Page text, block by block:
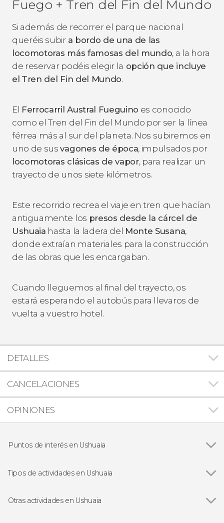
Fuego + Tren del Fin del Mundo
Si además de recorrer el parque nacional
queréis subir a bordo de una de las
locomotoras más famosas del mundo, a la hora
de reservar podéis elegir la opción que incluye
el Tren del Fin del Mundo.
El Ferrocarril Austral Fueguino es conocido
como el Tren del Fin del Mundo por ser la línea
férrea más al sur del planeta. Nos subiremos en
uno de susvagones de época, impulsados por
locomotoras clásicas de vapor, para realizar un
trayecto de unos siete kilómetros.
Este recorrido recrea el viaje en tren que hacían
antiguamente los presos desde la cárcel de
Ushuaia hasta la ladera del Monte Susana,
donde extraían materiales para la construcción
de las obras que les encargaban.
Cuando lleguemos al final del trayecto, os
estará esperando el autobús para llevaros de
vuelta a vuestro hotel.
DETALLES
CANCELACIONES
OPINIONES
Puntos de interés en Ushuaia
Tipos de actividades en Ushuaia
Excursiones de un día
Otras actividades en Ushuaia